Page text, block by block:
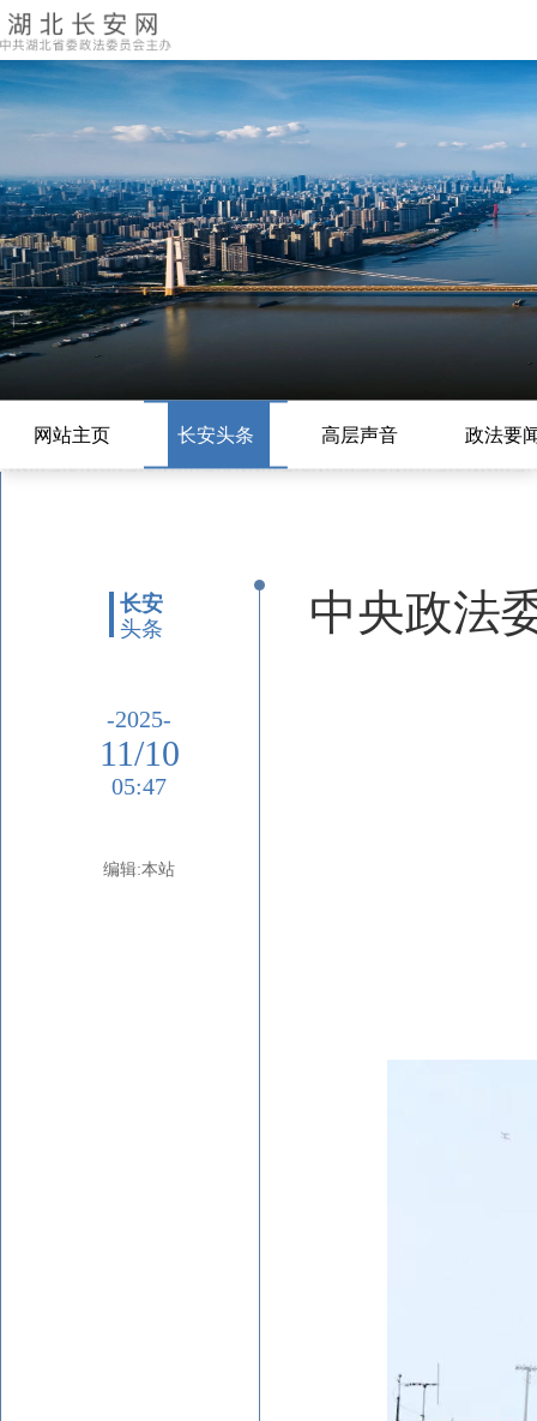
网站主页 长安头条 高层声音 政法要
长安
头条
-2025-
11/10
05:47
编辑:本站
中央政法